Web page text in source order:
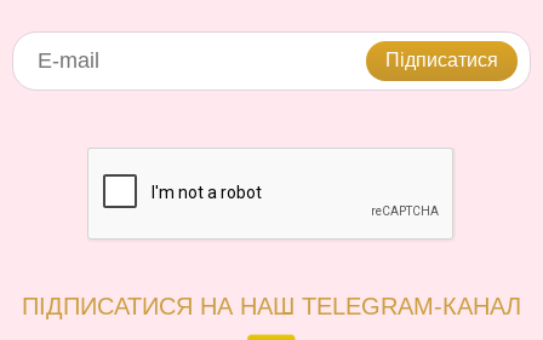
Підписатися
ПІДПИСАТИСЯ НА НАШ TELEGRAM-КАНАЛ